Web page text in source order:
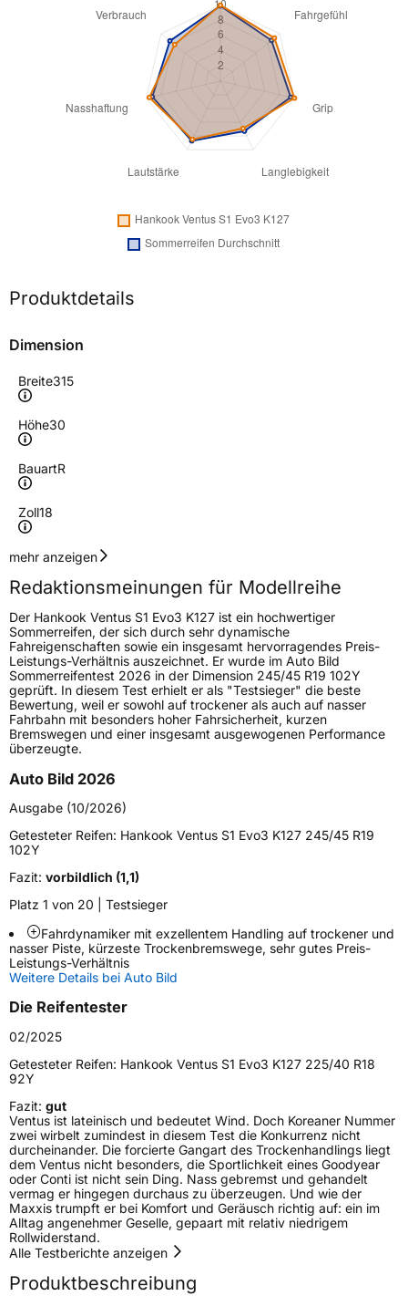
Produktdetails
Dimension
Breite315
Höhe30
BauartR
Zoll18
Geschwindigkeitsindex
Höchstgeschwindigkeit
300 km/h
Lastindex98
Höchstlast750 kg
Gewicht (in kg)13,6 kg
Generelle Merkmale
FahrzeugtypPKW
Verwendung Sommerreifen
Modellname Ventus S1 Evo3 K127
Fahrzeugart
Weitere Eigenschaften
SchlauchtypTL
Zustand Neureifen
Verstärkt
EU Label
Effizienz C
NasshaftungA
Rollgeräusch (Klasse)B
Rollgeräusch (dB)73
FahrzeugklasseC1
mehr anzeigen
Redaktionsmeinungen für Modellreihe
Der Hankook Ventus S1 Evo3 K127 ist ein hochwertiger
Sommerreifen, der sich durch sehr dynamische
Fahreigenschaften sowie ein insgesamt hervorragendes Preis-
Leistungs-Verhältnis auszeichnet. Er wurde im Auto Bild
Sommerreifentest 2026 in der Dimension 245/45 R19 102Y
geprüft. In diesem Test erhielt er als "Testsieger" die beste
Bewertung, weil er sowohl auf trockener als auch auf nasser
Fahrbahn mit besonders hoher Fahrsicherheit, kurzen
Bremswegen und einer insgesamt ausgewogenen Performance
überzeugte.
Auto Bild 2026
Ausgabe (10/2026)
Getesteter Reifen: Hankook Ventus S1 Evo3 K127 245/45 R19
102Y
Fazit: vorbildlich (1,1)
Platz 1 von 20 | Testsieger
Fahrdynamiker mit exzellentem Handling auf trockener und
nasser Piste, kürzeste Trockenbremswege, sehr gutes Preis-
Leistungs-Verhältnis
Weitere Details bei Auto Bild
Die Reifentester
02/2025
Getesteter Reifen: Hankook Ventus S1 Evo3 K127 225/40 R18
92Y
Fazit: gut
Ventus ist lateinisch und bedeutet Wind. Doch Koreaner Nummer
zwei wirbelt zumindest in diesem Test die Konkurrenz nicht
durcheinander. Die forcierte Gangart des Trockenhandlings liegt
dem Ventus nicht besonders, die Sportlichkeit eines Goodyear
oder Conti ist nicht sein Ding. Nass gebremst und gehandelt
vermag er hingegen durchaus zu überzeugen. Und wie der
Maxxis trumpft er bei Komfort und Geräusch richtig auf: ein im
Alltag angenehmer Geselle, gepaart mit relativ niedrigem
Rollwiderstand.
Alle Testberichte anzeigen
Produktbeschreibung